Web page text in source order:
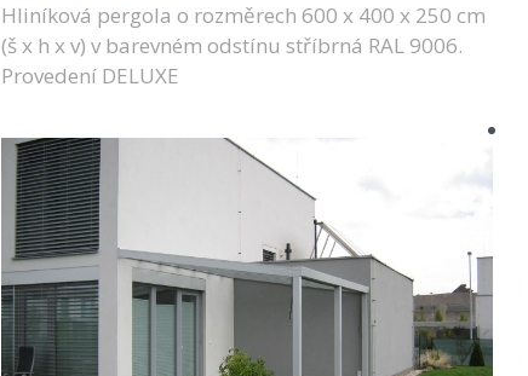
Hliníková pergola o rozměrech 600 x 400 x 250 cm
(š x h x v) v barevném odstínu stříbrná RAL 9006.
Provedení DELUXE